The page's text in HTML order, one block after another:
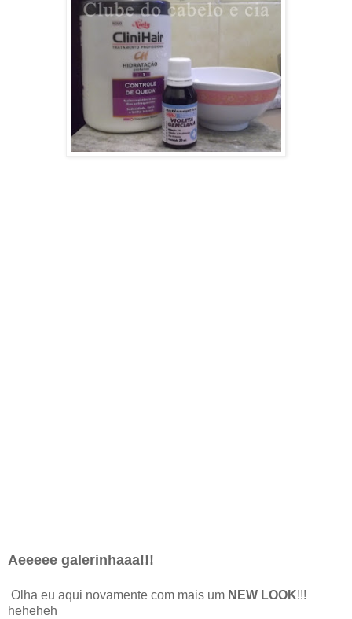
Aeeeee galerinhaaa!!!
Olha eu aqui novamente com mais um NEW LOOK!!!
heheheh